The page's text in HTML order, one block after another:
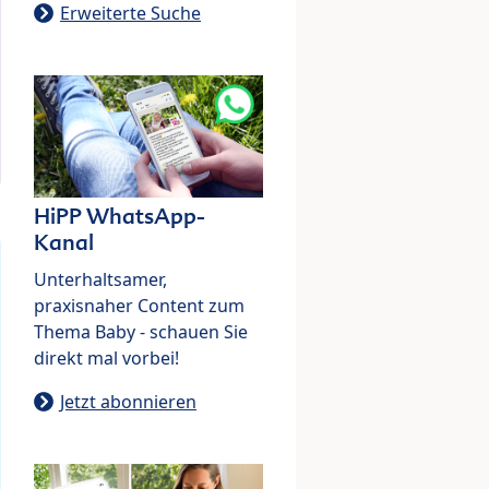
Erweiterte Suche
HiPP WhatsApp-
Kanal
Unterhaltsamer,
praxisnaher Content zum
Thema Baby - schauen Sie
direkt mal vorbei!
Jetzt abonnieren